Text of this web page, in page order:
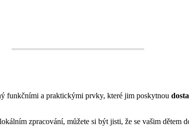
funkčními a praktickými prvky, které jim poskytnou
zpracování, můžete si být jisti, že se vašim dětem